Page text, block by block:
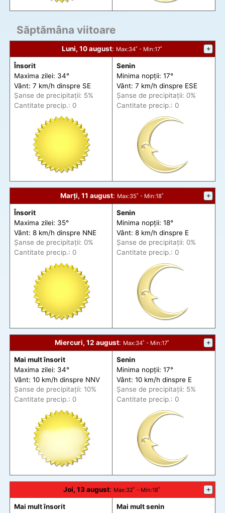
Săptămâna viitoare
Luni, 10 august: Max:34˚ - Min:17˚ +
Însorit
Maxima zilei: 34°
Vânt: 7 km/h dinspre SE
Șanse de precipitații: 5%
Cantitate precip.: 0
Senin
Minima nopții: 17°
Vânt: 7 km/h dinspre ESE
Șanse de precipitații: 0%
Cantitate precip.: 0
Marți, 11 august: Max:35˚ - Min:18˚ +
Însorit
Maxima zilei: 35°
Vânt: 8 km/h dinspre NNE
Șanse de precipitații: 0%
Cantitate precip.: 0
Senin
Minima nopții: 18°
Vânt: 8 km/h dinspre E
Șanse de precipitații: 0%
Cantitate precip.: 0
Miercuri, 12 august: Max:34˚ - Min:17˚ +
Mai mult însorit
Maxima zilei: 34°
Vânt: 10 km/h dinspre NNV
Șanse de precipitații: 10%
Cantitate precip.: 0
Senin
Minima nopții: 17°
Vânt: 10 km/h dinspre E
Șanse de precipitații: 5%
Cantitate precip.: 0
Joi, 13 august: Max:32˚ - Min:18˚ +
Mai mult însorit
Mai mult senin